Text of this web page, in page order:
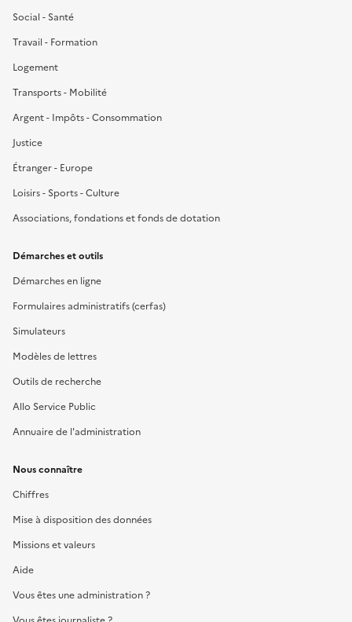
Social - Santé
Travail - Formation
Logement
Transports - Mobilité
Argent - Impôts - Consommation
Justice
Étranger - Europe
Loisirs - Sports - Culture
Associations, fondations et fonds de dotation
Démarches et outils
Démarches en ligne
Formulaires administratifs (cerfas)
Simulateurs
Modèles de lettres
Outils de recherche
Allo Service Public
Annuaire de l'administration
Nous connaître
Chiffres
Mise à disposition des données
Missions et valeurs
Aide
Vous êtes une administration ?